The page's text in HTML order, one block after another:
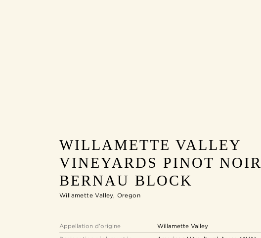
WILLAMETTE VALLEY
VINEYARDS PINOT NOIR
BERNAU BLOCK
Willamette Valley, Oregon
Appellation d’origine
Willamette Valley